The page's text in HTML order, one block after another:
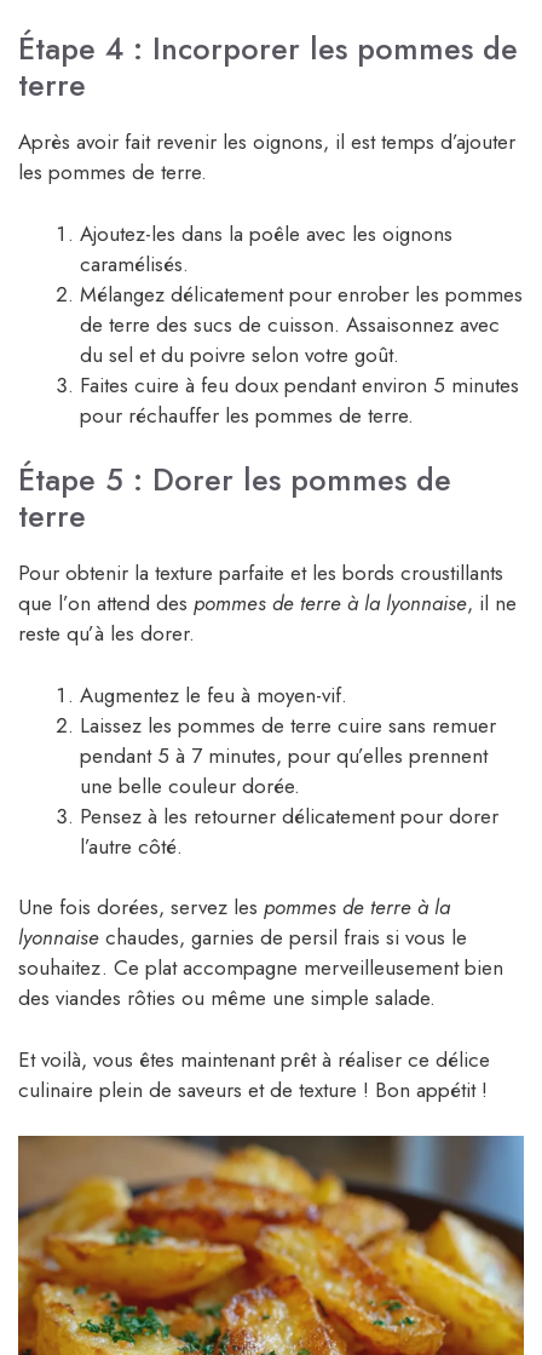
Étape 4 : Incorporer les pommes de
terre
Après avoir fait revenir les oignons, il est temps d’ajouter
les pommes de terre.
Ajoutez-les dans la poêle avec les oignons
caramélisés.
Mélangez délicatement pour enrober les pommes
de terre des sucs de cuisson. Assaisonnez avec
du sel et du poivre selon votre goût.
Faites cuire à feu doux pendant environ 5 minutes
pour réchauffer les pommes de terre.
Étape 5 : Dorer les pommes de
terre
Pour obtenir la texture parfaite et les bords croustillants
que l’on attend des pommes de terre à la lyonnaise, il ne
reste qu’à les dorer.
Augmentez le feu à moyen-vif.
Laissez les pommes de terre cuire sans remuer
pendant 5 à 7 minutes, pour qu’elles prennent
une belle couleur dorée.
Pensez à les retourner délicatement pour dorer
l’autre côté.
Une fois dorées, servez les pommes de terre à la
lyonnaise chaudes, garnies de persil frais si vous le
souhaitez. Ce plat accompagne merveilleusement bien
des viandes rôties ou même une simple salade.
Et voilà, vous êtes maintenant prêt à réaliser ce délice
culinaire plein de saveurs et de texture ! Bon appétit !